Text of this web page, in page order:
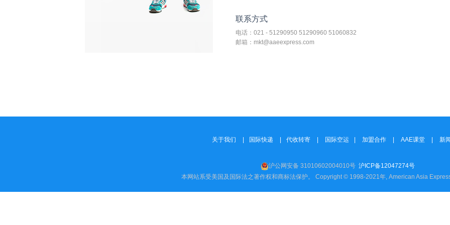
联系方式
电话：021 - 51290950 51290960 51060832
邮箱：mkt@aaeexpress.com
关于我们 国际快递 代收转寄 国际空运 加盟合作 AAE课堂 新
沪公网安备 31010602004010号 沪ICP备12047274号
本网站系受美国及国际法之著作权和商标法保护。 Copyright © 1998-2021年, American Asia